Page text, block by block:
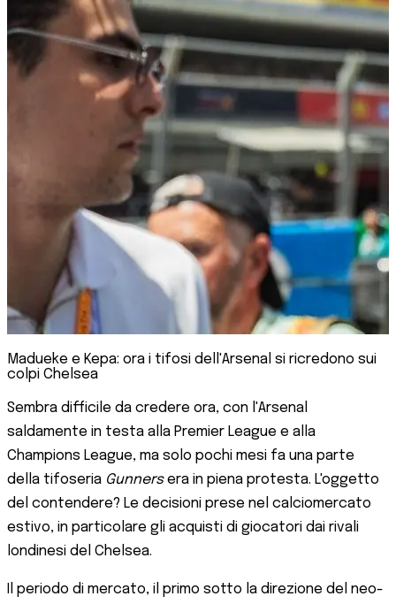
Madueke e Kepa: ora i tifosi dell'Arsenal si ricredono sui
colpi Chelsea
Sembra difficile da credere ora, con l'Arsenal
saldamente in testa alla Premier League e alla
Champions League, ma solo pochi mesi fa una parte
della tifoseria Gunnersera in piena protesta. L'oggetto
del contendere? Le decisioni prese nel calciomercato
estivo, in particolare gli acquisti di giocatori dai rivali
londinesi del Chelsea.
Il periodo di mercato, il primo sotto la direzione del neo-